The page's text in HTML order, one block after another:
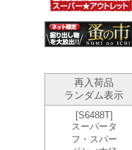
再入荷品
ランダム表示